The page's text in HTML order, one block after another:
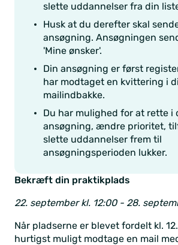
slette uddannelser fra din
Husk at du derefter skal
ansøgning. Ansøgningen
'Mine ønsker'.
Din ansøgning er først
har modtaget en kvittering i
mailindbakke.
Du har mulighed for at rette i
ansøgning, ændre prioritet,
slette uddannelser frem til
ansøgningsperioden lukker.
Bekræft din praktikplads
22. september kl. 12:00 - 28.
Når pladserne er blevet fordelt kl.
hurtigst muligt modtage en mail